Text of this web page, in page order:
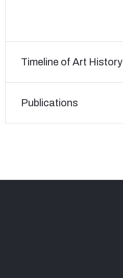
Timeline of Art History
Publications